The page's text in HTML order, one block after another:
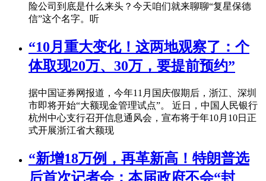
险公司到底是什么来头？今天咱们就来聊聊“复星保德
信”这个名字。听
“10月重大变化！这两地观察了：个
体取现20万、30万，要提前预约”
据中国证券网报道，今年11月国庆假期后，浙江、深圳
市即将开始“大额现金管理试点”。 近日，中国人民银行
杭州中心支行召开信息通风会，宣布将于年10月10日正
式开展浙江省大额现
“新增18万例，再革新高！特朗普选
后首次记者会：本届政府不会“封